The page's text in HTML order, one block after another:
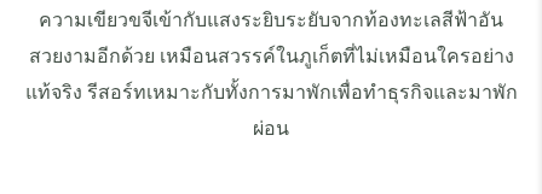
ความเขียวขจีเข้ากับแสงระยิบระยับจากท้องทะเลสีฟ้าอัน
สวยงามอีกด้วย เหมือนสวรรค์ในภูเก็ตที่ไม่เหมือนใครอย่าง
แท้จริง รีสอร์ทเหมาะกับทั้งการมาพักเพื่อทำธุรกิจและมาพัก
ผ่อน